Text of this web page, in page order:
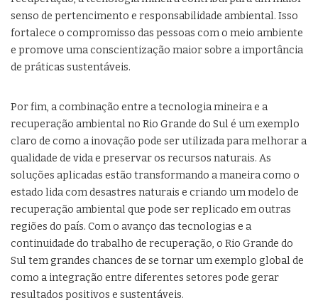
senso de pertencimento e responsabilidade ambiental. Isso
fortalece o compromisso das pessoas com o meio ambiente
e promove uma conscientização maior sobre a importância
de práticas sustentáveis.
Por fim, a combinação entre a tecnologia mineira e a
recuperação ambiental no Rio Grande do Sul é um exemplo
claro de como a inovação pode ser utilizada para melhorar a
qualidade de vida e preservar os recursos naturais. As
soluções aplicadas estão transformando a maneira como o
estado lida com desastres naturais e criando um modelo de
recuperação ambiental que pode ser replicado em outras
regiões do país. Com o avanço das tecnologias e a
continuidade do trabalho de recuperação, o Rio Grande do
Sul tem grandes chances de se tornar um exemplo global de
como a integração entre diferentes setores pode gerar
resultados positivos e sustentáveis.